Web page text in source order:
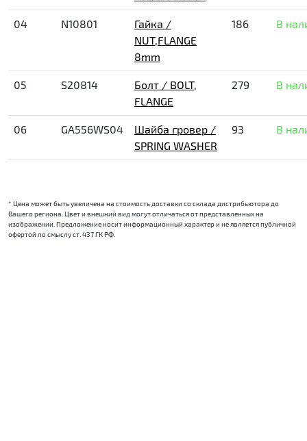
04 N10801
Гайка /
NUT,FLANGE
8mm
186 В
05 S20814
Болт / BOLT,
FLANGE
279 В
06 GA556WS04
Шайба гровер /
SPRING WASHER
93 В
* Цена может быть увеличена на стоимость доставки со склада дистрибьютора до
Вашего региона. Цвет и внешний вид могут отличаться от представленных на
изображении. Предложение носит информационный характер и не является публичной
офертой по смыслу ст. 437 ГК РФ.